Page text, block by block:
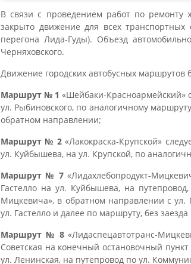
В связи с проведением работ по ремонту
закрыто движение для всех
перегона Лида-Гуды). Объезд
Черняховского.
Движение городских автобусных
Маршрут № 1 «Шейбаки-Красноармейский»
ул. Рыбиновского, по аналогичному
обратном направлении;
Маршрут № 2«Лакокраска-Крупской»
ул. Куйбышева, на ул. Крупской, по
Маршрут № 7 «Лидахлебопродукт-
Гастелло на ул. Куйбышева, на
Мицкевича», в обратном направлении с
ул. Гастелло и далее по маршруту, без
Маршрут № 8«Лидаспецавтотранс-
Советская на конечный остановочный
ул. Ленинская, на путепровод по ул.